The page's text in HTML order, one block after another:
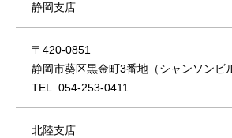
静岡支店
〒420-0851
静岡市葵区黒金町3番地（シャンソンビ
TEL. 054-253-0411
北陸支店